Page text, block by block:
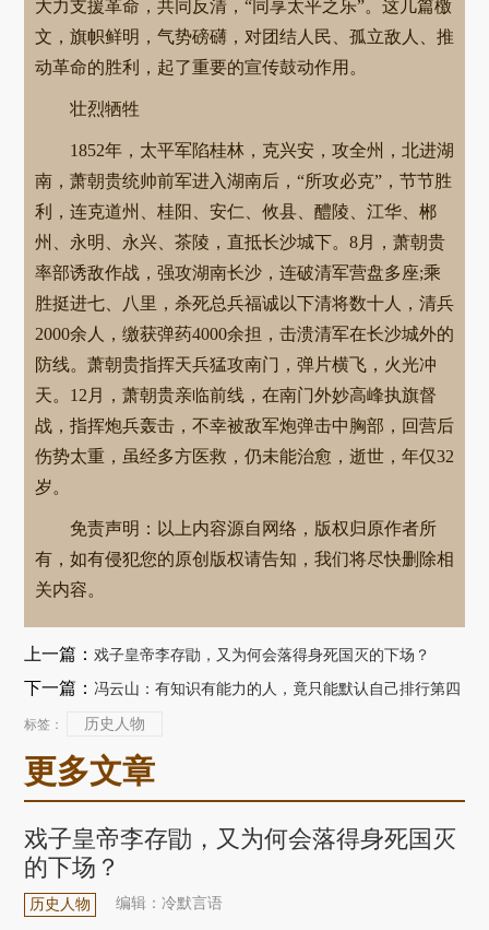
大力支援革命，共同反清，“同享太平之乐”。这几篇檄
文，旗帜鲜明，气势磅礴，对团结人民、孤立敌人、推
动革命的胜利，起了重要的宣传鼓动作用。
壮烈牺牲
1852年，太平军陷桂林，克兴安，攻全州，北进湖
南，萧朝贵统帅前军进入湖南后，“所攻必克”，节节胜
利，连克道州、桂阳、安仁、攸县、醴陵、江华、郴
州、永明、永兴、茶陵，直抵长沙城下。8月，萧朝贵
率部诱敌作战，强攻湖南长沙，连破清军营盘多座;乘
胜挺进七、八里，杀死总兵福诚以下清将数十人，清兵
2000余人，缴获弹药4000余担，击溃清军在长沙城外的
防线。萧朝贵指挥天兵猛攻南门，弹片横飞，火光冲
天。12月，萧朝贵亲临前线，在南门外妙高峰执旗督
战，指挥炮兵轰击，不幸被敌军炮弹击中胸部，回营后
伤势太重，虽经多方医救，仍未能治愈，逝世，年仅32
岁。
免责声明：以上内容源自网络，版权归原作者所
有，如有侵犯您的原创版权请告知，我们将尽快删除相
关内容。
上一篇： 戏子皇帝李存勖，又为何会落得身死国灭的下场？
下一篇： 冯云山：有知识有能力的人，竟只能默认自己排行第四
标签： 历史人物
更多文章
戏子皇帝李存勖，又为何会落得身死国灭
的下场？
历史人物 编辑：冷默言语